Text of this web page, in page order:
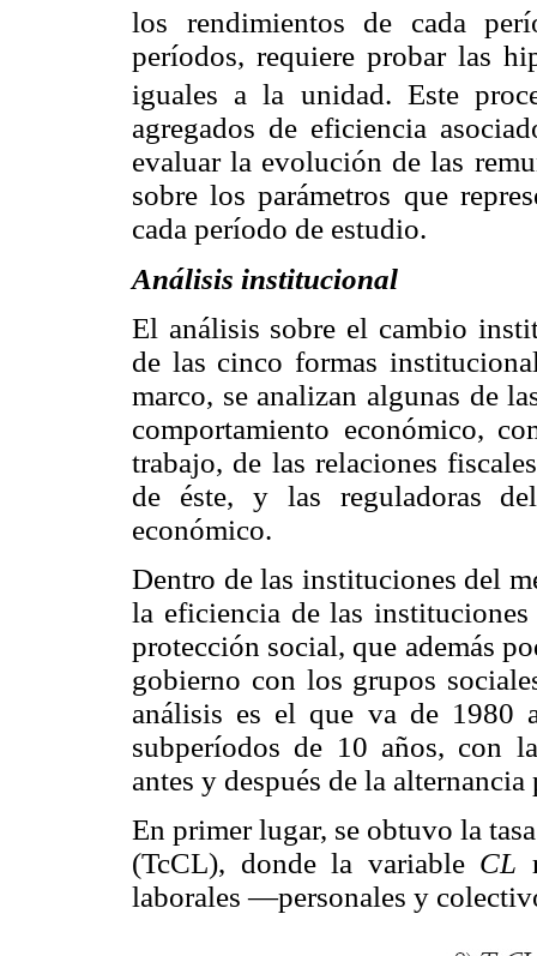
los rendimientos de cada
períodos, requiere probar las
iguales a la unidad. Este
agregados de eficiencia
evaluar la evolución de las
sobre los parámetros que
cada período de estudio.
Análisis institucional
El análisis sobre el cambio
de las cinco formas
marco, se analizan algunas de
comportamiento económico,
trabajo, de las relaciones
de éste, y las reguladoras
económico.
Dentro de las instituciones del
la eficiencia de las
protección social, que además
gobierno con los grupos
análisis es el que va de 1980
subperíodos de 10 años, con
antes y después de la
En primer lugar, se obtuvo la
(TcCL), donde la variable CL
laborales —personales y